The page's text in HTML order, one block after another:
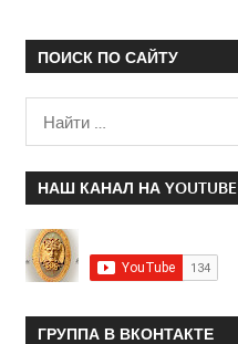
ПОИСК ПО САЙТУ
НАШ КАНАЛ НА YOUTUBE
ГРУППА В ВКОНТАКТЕ